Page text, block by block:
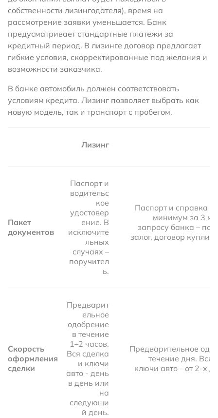
собственности лизингодателя), время на
рассмотрение заявки уменьшается. Банк
предусматривает стандартные платежи за
кредитный период. В лизинге договор предлагает
гибкие условия, скорректированные под желания и
возможности заказчика.
В банке автомобиль должен соответствовать
условиям кредита. Лизинг позволяет выбрать как
новую модель, так и транспорт с пробегом.
Лизинг
Пакет
документов
Паспорт и
водительс
кое
удостовер
ение. В
исключите
льных
случаях –
поручител
ь.
Паспорт и справка о
минимум за 3
запросу банка –
залог, договор
Скорость
оформления
сделки
Предварит
ельное
одобрение
в течение
1–2 часов.
Вся сделка
и ключи
авто - день
в день или
на
следующи
й день.
Предварительное
течение дня. Вся
ключи авто - от 2-х